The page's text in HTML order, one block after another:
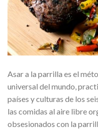
Asar a la parrilla es el
universal del mundo,
países y culturas de los
las comidas al aire libre
obsesionados con la